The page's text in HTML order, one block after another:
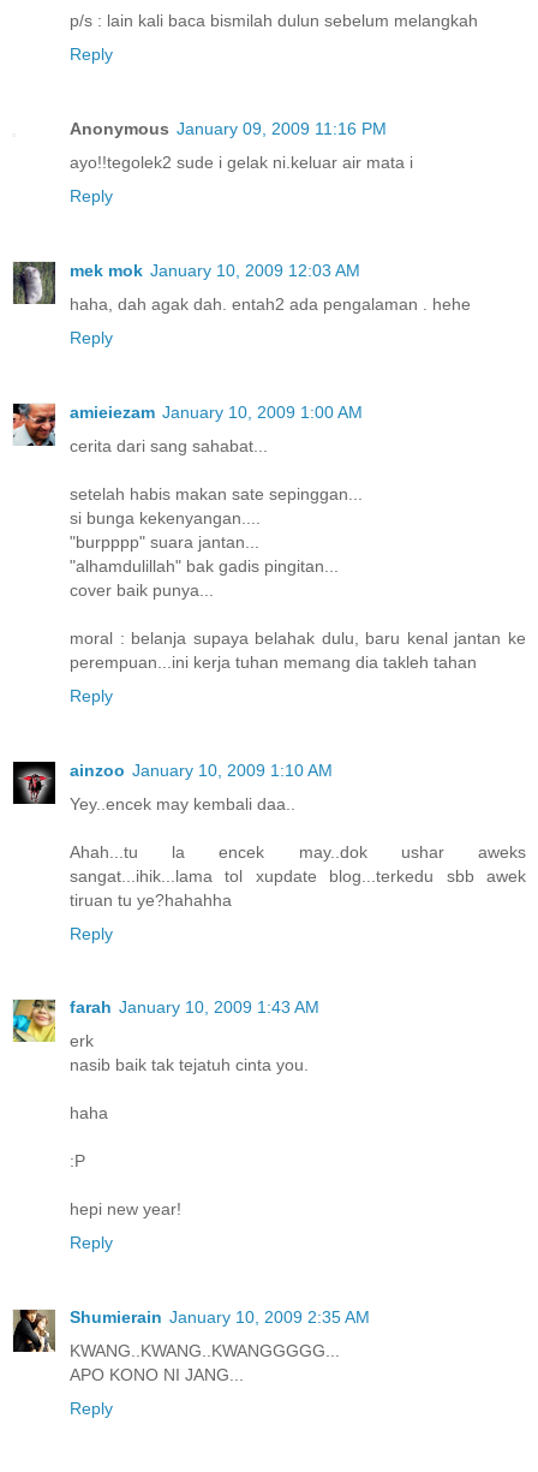
p/s : lain kali baca bismilah dulun sebelum melangkah
Reply
Anonymous January 09, 2009 11:16 PM
ayo!!tegolek2 sude i gelak ni.keluar air mata i
Reply
mek mok January 10, 2009 12:03 AM
haha, dah agak dah. entah2 ada pengalaman . hehe
Reply
amieiezam January 10, 2009 1:00 AM
cerita dari sang sahabat...
setelah habis makan sate sepinggan...
si bunga kekenyangan....
"burpppp" suara jantan...
"alhamdulillah" bak gadis pingitan...
cover baik punya...
moral : belanja supaya belahak dulu, baru kenal jantan ke
perempuan...ini kerja tuhan memang dia takleh tahan
Reply
ainzoo January 10, 2009 1:10 AM
Yey..encek may kembali daa..
Ahah...tu la encek may..dok ushar aweks
sangat...ihik...lama tol xupdate blog...terkedu sbb awek
tiruan tu ye?hahahha
Reply
farah January 10, 2009 1:43 AM
erk
nasib baik tak tejatuh cinta you.
haha
:P
hepi new year!
Reply
Shumierain January 10, 2009 2:35 AM
KWANG..KWANG..KWANGGGGG...
APO KONO NI JANG...
Reply